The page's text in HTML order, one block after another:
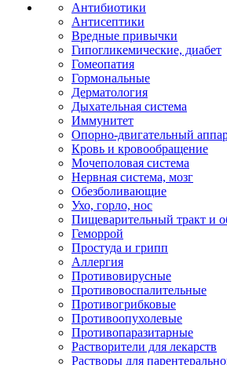
Антибиотики
Антисептики
Вредные привычки
Гипогликемические, диабет
Гомеопатия
Гормональные
Дерматология
Дыхательная система
Иммунитет
Опорно-двигательный
Кровь и кровообращение
Мочеполовая система
Нервная система, мозг
Обезболивающие
Ухо, горло, нос
Пищеварительный тракт и
Геморрой
Простуда и грипп
Аллергия
Противовирусные
Противовоспалительные
Противогрибковые
Противоопухолевые
Противопаразитарные
Растворители для лекарств
Растворы для